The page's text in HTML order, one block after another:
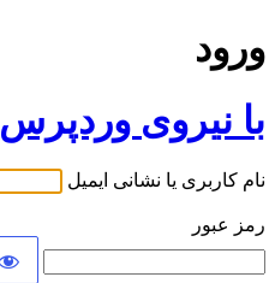
ورود
با نیروی وردپرس
نام کاربری یا نشانی ایمیل
رمز عبور